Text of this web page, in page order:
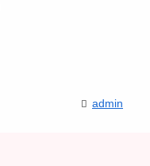
admin